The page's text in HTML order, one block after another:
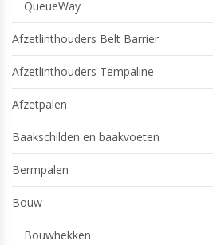
QueueWay
Afzetlinthouders Belt Barrier
Afzetlinthouders Tempaline
Afzetpalen
Baakschilden en baakvoeten
Bermpalen
Bouw
Bouwhekken